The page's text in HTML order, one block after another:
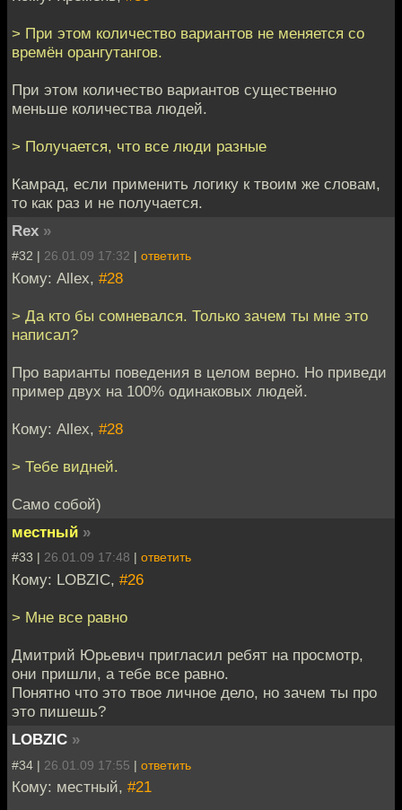
> При этом количество вариантов не меняется со
времён орангутангов.
При этом количество вариантов существенно
меньше количества людей.
> Получается, что все люди разные
Камрад, если применить логику к твоим же словам,
то как раз и не получается.
Rex »
#32 | 26.01.09 17:32 | ответить
Кому: Allex, #28
> Да кто бы сомневался. Только зачем ты мне это
написал?
Про варианты поведения в целом верно. Но приведи
пример двух на 100% одинаковых людей.
Кому: Allex, #28
> Тебе видней.
Само собой)
местный »
#33 | 26.01.09 17:48 | ответить
Кому: LOBZIC, #26
> Мне все равно
Дмитрий Юрьевич пригласил ребят на просмотр,
они пришли, а тебе все равно.
Понятно что это твое личное дело, но зачем ты про
это пишешь?
LOBZIC »
#34 | 26.01.09 17:55 | ответить
Кому: местный, #21